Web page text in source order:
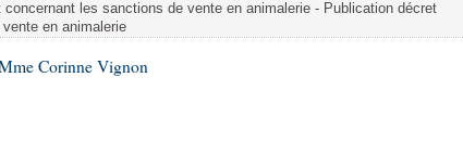
les sanctions de vente en animalerie - Publication décret
en animalerie
Corinne Vignon